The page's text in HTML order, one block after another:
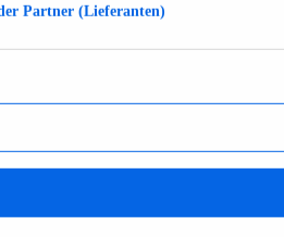
-prognosen
Partner (Lieferanten)